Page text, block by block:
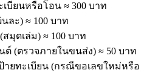
บียนหรือโอน ≈ 300 บาท
ละ) ≈ 100 บาท
มุดเล่ม) ≈ 100 บาท
(ตรวจภายในขนส่ง) ≈ 50 บาท
ายทะเบียน (กรณีขอเลขใหม่หรือ